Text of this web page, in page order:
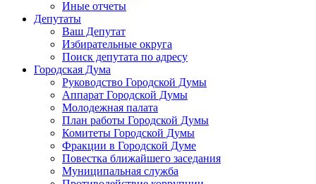
Иные отчеты
Депутаты
Ваш Депутат
Избирательные округа
Поиск депутата по адресу
Городская Дума
Руководство Городской Думы
Аппарат Городской Думы
Молодежная палата
План работы Городской Думы
Комитеты Городской Думы
Фракции в Городской Думе
Повестка ближайшего заседания
Муниципальная служба